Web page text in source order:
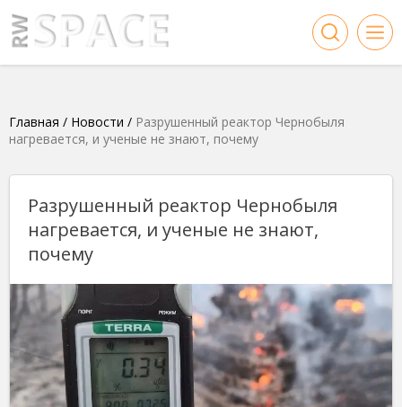
Главная / Новости / Разрушенный реактор Чернобыля
нагревается, и ученые не знают, почему
Разрушенный реактор Чернобыля
нагревается, и ученые не знают,
почему